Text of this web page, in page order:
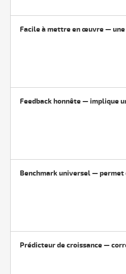
Facile à mettre en œuvre —
Feedback honnête — implique
Benchmark universel — permet
Prédicteur de croissance —